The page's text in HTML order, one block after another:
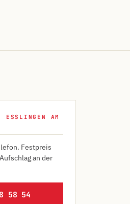
ESSLINGEN AM
Festpreis
an der
58 54